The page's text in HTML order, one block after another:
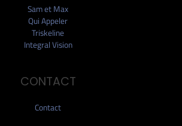
Sam et Max
Qui Appeler
Triskeline
Integral Vision
CONTACT
Contact